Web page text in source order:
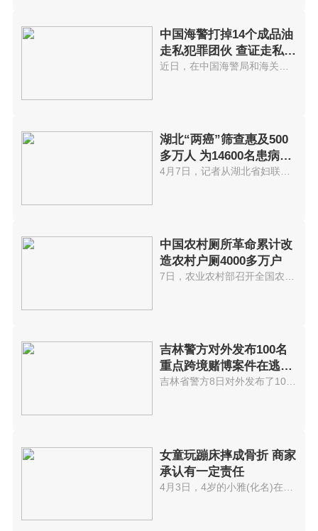
中国海警打掉14个成品油
走私犯罪团伙 查证走私成
品油累计
湖北“两癌”筛查惠及500
多万人 为14600名患病贫
困妇女每人
中国农村厕所革命累计改
造农村户厕4000多万户
7日，农业农村部召开全国农村厕...
吉林警方对外发布100名
重点跨境赌博案件在逃嫌
疑人名单
吉林省警方8日对外发布了100名重...
女童玩蹦床摔成骨折 商家
承认有一定责任